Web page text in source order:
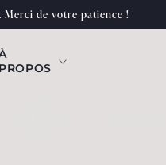
Merci de votre patience !
PROPOS